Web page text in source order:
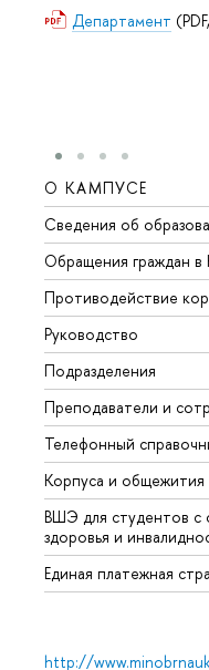
Департамент
О КАМПУСЕ
Сведения об
Обращения граждан
Противодействие
Руководство
Подразделения
Преподаватели и
Телефонный
Корпуса и общежития
ВШЭ для студентов с
здоровья и
Единая платежная
http://